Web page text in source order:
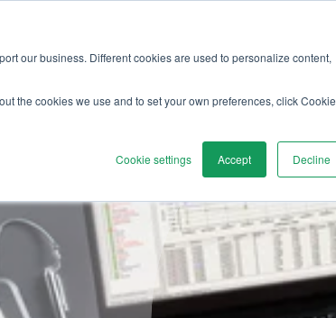
our business. Different cookies are used to personalize content,
the cookies we use and to set your own preferences, click Cookie
Cookie settings Accept Decline